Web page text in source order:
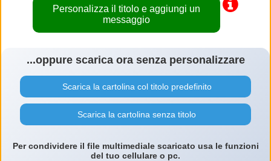
Personalizza il titolo e aggiungi un
messaggio
...oppure scarica ora senza personalizzare
Scarica la cartolina col titolo predefinito
Scarica la cartolina senza titolo
Per condividere il file multimediale scaricato usa le funzioni
del tuo cellulare o pc.